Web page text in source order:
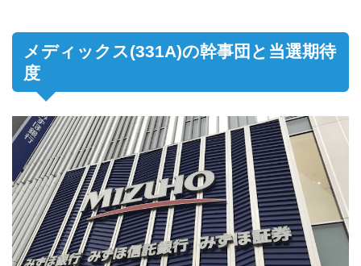
メディックス(331A)の幹事団と当選期待
度